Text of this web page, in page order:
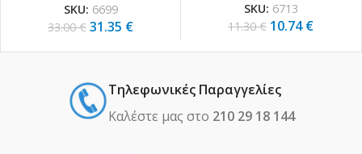
SKU: 6699
33.00€ 31.35 €
SKU: 6713
11.30€ 10.74€
Τηλεφωνικές Παραγγελίες
Καλέστε μας στο 210 29 18 144